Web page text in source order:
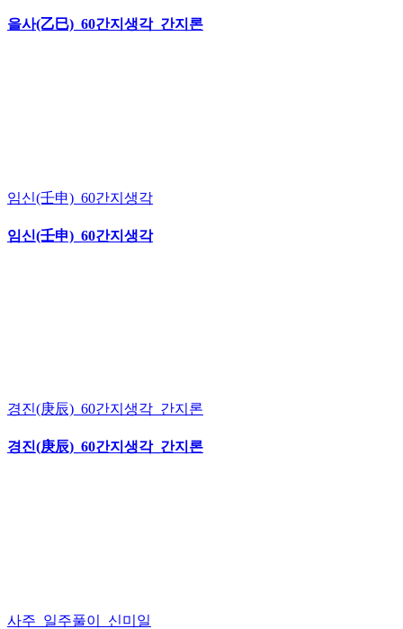
을사(乙巳)_60간지생각_간지론
임신(壬申)_60간지생각
임신(壬申)_60간지생각
경진(庚辰)_60간지생각_간지론
경진(庚辰)_60간지생각_간지론
사주_일주풀이_신미일